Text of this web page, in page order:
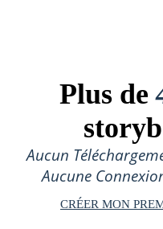
Plus de
Aucun
Aucune
CRÉER MON